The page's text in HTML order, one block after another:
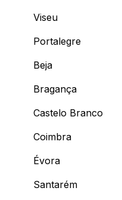
Viseu
Portalegre
Beja
Bragança
Castelo Branco
Coimbra
Évora
Santarém